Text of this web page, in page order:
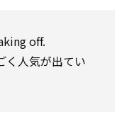
off.
く人気が出てい